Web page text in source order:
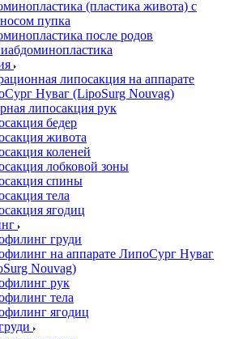
(пластика живота) с
пупка
после родов
липосакция на аппарате
Нуваг (LipoSurg Nouvag)
липосакция рук
бедер
живота
коленей
лобковой зоны
спины
тела
ягодиц
груди
на аппарате ЛипоСург Нуваг
Nouvag)
рук
тела
ягодиц